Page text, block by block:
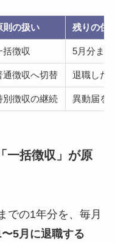
則の扱い 残りの住
括徴収 5月分ま
通徴収へ切替 退職した
別徴収の継続 異動届を
一括徴収」が原
での1年分を、毎月
〜5月に退職する